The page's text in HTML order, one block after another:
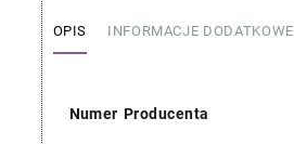
OPIS INFORMACJE DODATKOWE
Numer Producenta